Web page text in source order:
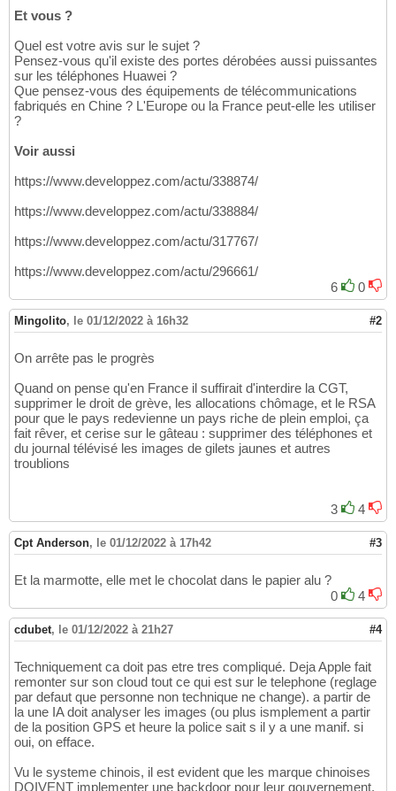
Et vous ?
Quel est votre avis sur le sujet ?
Pensez-vous qu'il existe des portes dérobées aussi puissantes
sur les téléphones Huawei ?
Que pensez-vous des équipements de télécommunications
fabriqués en Chine ? L'Europe ou la France peut-elle les utiliser
?
Voir aussi
https://www.developpez.com/actu/338874/
https://www.developpez.com/actu/338884/
https://www.developpez.com/actu/317767/
https://www.developpez.com/actu/296661/
6
0
Mingolito, le 01/12/2022 à 16h32 #2
On arrête pas le progrès
Quand on pense qu'en France il suffirait d'interdire la CGT,
supprimer le droit de grève, les allocations chômage, et le RSA
pour que le pays redevienne un pays riche de plein emploi, ça
fait rêver, et cerise sur le gâteau : supprimer des téléphones et
du journal télévisé les images de gilets jaunes et autres
troublions
3 4
Cpt Anderson, le 01/12/2022 à 17h42 #3
Et la marmotte, elle met le chocolat dans le papier alu ?
0
4
cdubet, le 01/12/2022 à 21h27 #4
Techniquement ca doit pas etre tres compliqué. Deja Apple fait
remonter sur son cloud tout ce qui est sur le telephone (reglage
par defaut que personne non technique ne change). a partir de
la une IA doit analyser les images (ou plus ismplement a partir
de la position GPS et heure la police sait s il y a une manif. si
oui, on efface.
Vu le systeme chinois, il est evident que les marque chinoises
DOIVENT implementer une backdoor pour leur gouvernement.